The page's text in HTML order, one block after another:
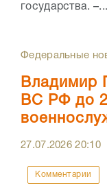
государства. –...
Федеральные
Владимир
ВС РФ до
27.07.202620:10
Комментарии